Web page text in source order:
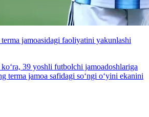
jamoasidagi faoliyatini yakunlashi
39 yoshli futbolchi jamoadoshlariga
terma jamoa safidagi so‘ngi o‘yini ekanini